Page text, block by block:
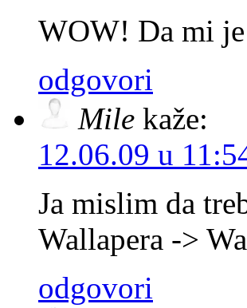
WOW! Da mi
odgovori
Mile kaže:
12.06.09 u
Ja mislim da
Wallapera ->
odgovori